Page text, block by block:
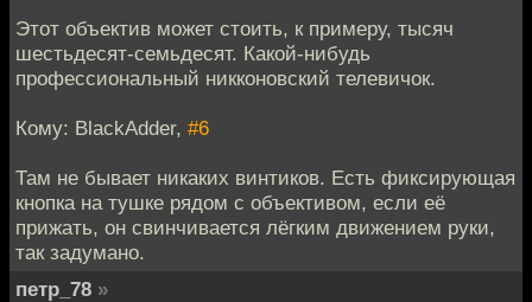
Этот объектив может стоить, к примеру, тысяч
шестьдесят-семьдесят. Какой-нибудь
профессиональный никконовский телевичок.
Кому: BlackAdder, #6
Там не бывает никаких винтиков. Есть фиксирующая
кнопка на тушке рядом с объективом, если её
прижать, он свинчивается лёгким движением руки,
так задумано.
петр_78 »